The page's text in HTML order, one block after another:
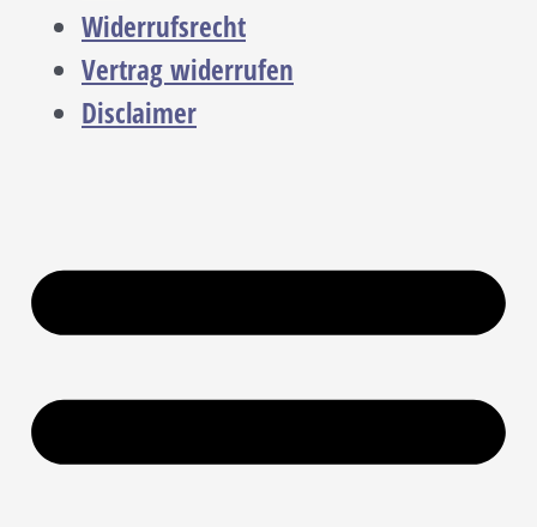
Widerrufsrecht
Vertrag widerrufen
Disclaimer